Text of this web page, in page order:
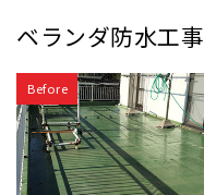
ベランダ防水工事
Before